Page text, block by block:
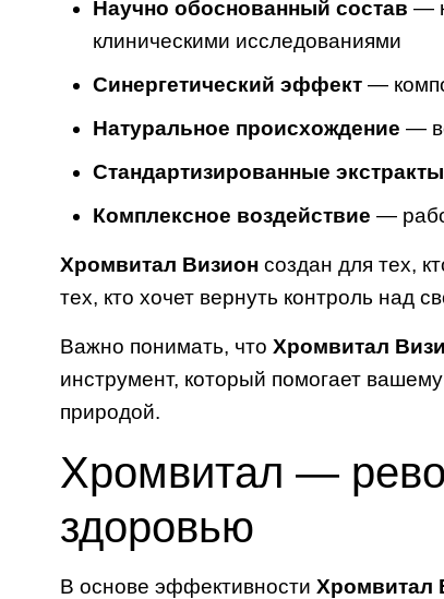
Научно обоснованный состав —
клиническими исследованиями
Синергетический эффект—
Натуральное происхождение —
Стандартизированные экстракты
Комплексное воздействие —
Хромвитал Визионсоздан для тех,
тех, кто хочет вернуть контроль над
Важно понимать, что Хромвитал
инструмент, который помогает
природой.
Хромвитал —
здоровью
В основе эффективности Хромвитал